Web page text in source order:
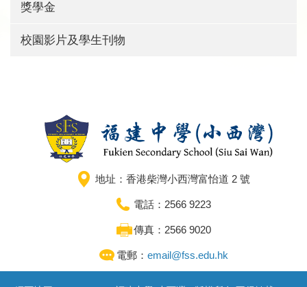
獎學金
校園影片及學生刊物
地址：香港柴灣小西灣富怡道 2 號
電話：2566 9223
傳真：2566 9020
電郵： email@fss.edu.hk